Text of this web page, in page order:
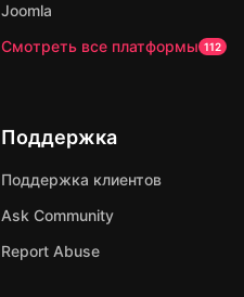
Joomla
Смотреть все платформы 112
Поддержка
Поддержка клиентов
Ask Community
Report Abuse